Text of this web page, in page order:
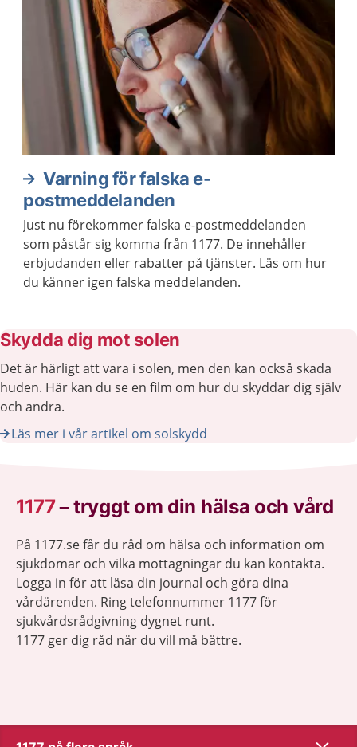
Varning för falska e-
postmeddelanden
Just nu förekommer falska e-postmeddelanden
som påstår sig komma från 1177. De innehåller
erbjudanden eller rabatter på tjänster. Läs om hur
du känner igen falska meddelanden.
Skydda dig mot solen
Det är härligt att vara i solen, men den kan också skada
huden. Här kan du se en film om hur du skyddar dig själv
och andra.
Läs mer i vår artikel om solskydd
1177–tryggt om din hälsa och vård
På 1177.se får du råd om hälsa och information om
sjukdomar och vilka mottagningar du kan kontakta.
Logga in för att läsa din journal och göra dina
vårdärenden. Ring telefonnummer 1177 för
sjukvårdsrådgivning dygnet runt.
1177 ger dig råd när du vill må bättre.
Visa